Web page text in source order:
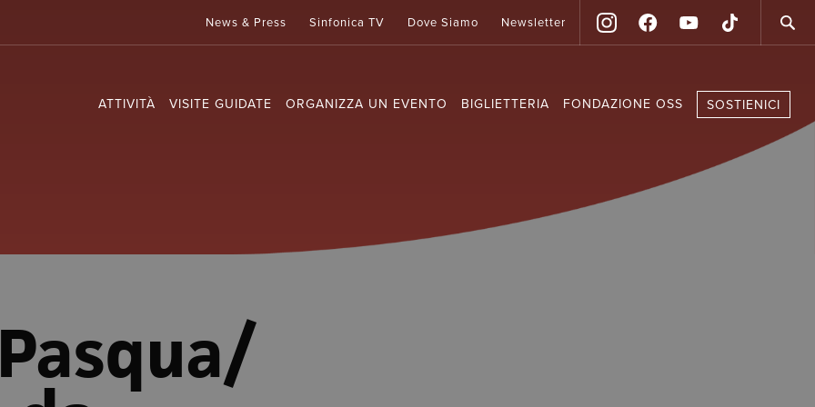
ATTIVITÀ VISITE GUIDATE ORGANIZZA UN EVENTO BIGLIETTERIA FONDAZIONE OSS SOSTIENICI
News & Press Sinfonica TV Dove Siamo Newsletter